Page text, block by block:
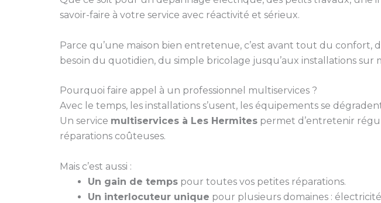
savoir-faire à votre service avec réactivité et sérieux.
Parce qu’une maison bien entretenue, c’est avant tout du
besoin du quotidien, du simple bricolage jusqu’aux installations sur
Pourquoi faire appel à un professionnel multiservices ?
Avec le temps, les installations s’usent, les équipements se
Un service multiservices à Les Hermites permet d’entretenir
réparations coûteuses.
Mais c’est aussi :
Un gain de temps pour toutes vos petites réparations.
Un interlocuteur unique pour plusieurs domaines :